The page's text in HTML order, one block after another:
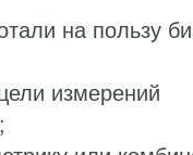
на пользу
измерений